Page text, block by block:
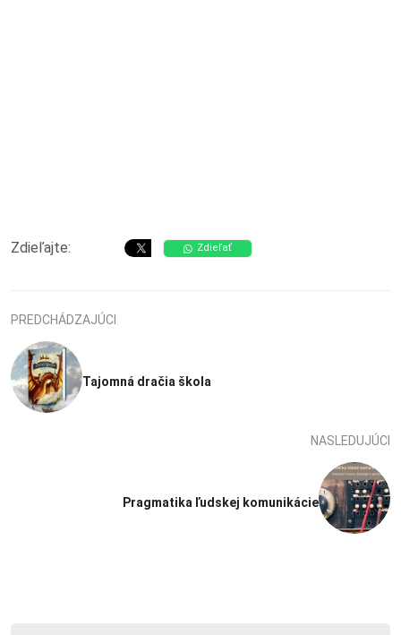
Zdieľajte: Zdieľať
PREDCHÁDZAJÚCI
Tajomná dračia škola
NASLEDUJÚCI
Pragmatika ľudskej komunikácie